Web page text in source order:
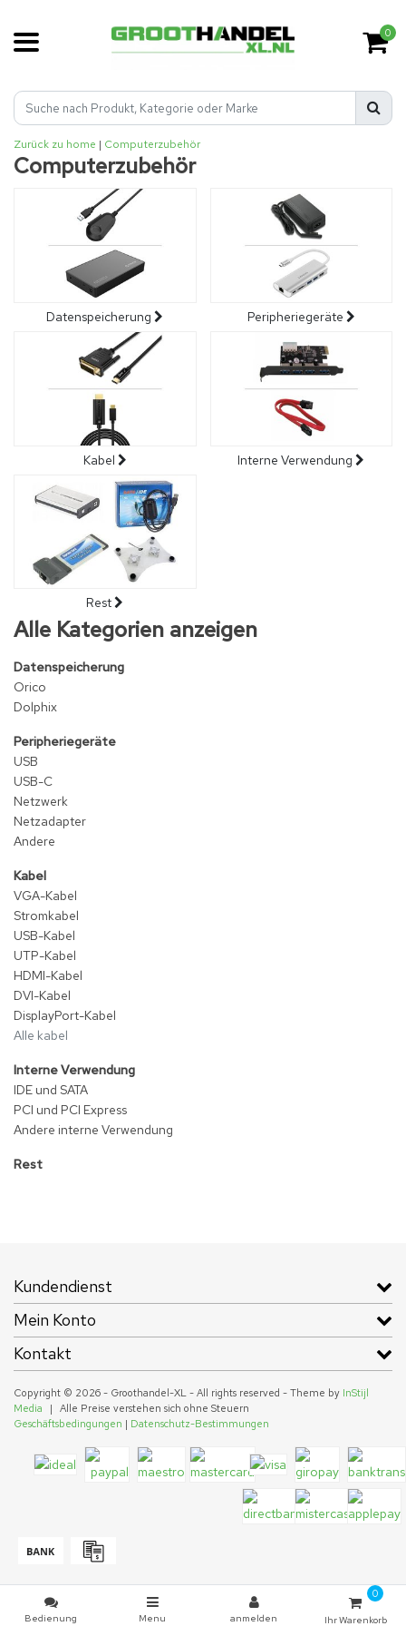
0
Zurück zu home | Computerzubehör
Computerzubehör
Datenspeicherung Peripheriegeräte
Kabel Interne Verwendung
Rest
Alle Kategorien anzeigen
Datenspeicherung
Orico
Dolphix
Peripheriegeräte
USB
USB-C
Netzwerk
Netzadapter
Andere
Kabel
VGA-Kabel
Stromkabel
USB-Kabel
UTP-Kabel
HDMI-Kabel
DVI-Kabel
DisplayPort-Kabel
Alle kabel
Interne Verwendung
IDE und SATA
PCI und PCI Express
Andere interne Verwendung
Rest
Kundendienst
Mein Konto
Kontakt
Copyright © 2026 - Groothandel-XL - All rights reserved - Theme by InStijl
Media
|
Alle Preise verstehen sich ohne Steuern
Geschäftsbedingungen | Datenschutz-Bestimmungen
Bedienung Menu anmelden
0
Ihr Warenkorb